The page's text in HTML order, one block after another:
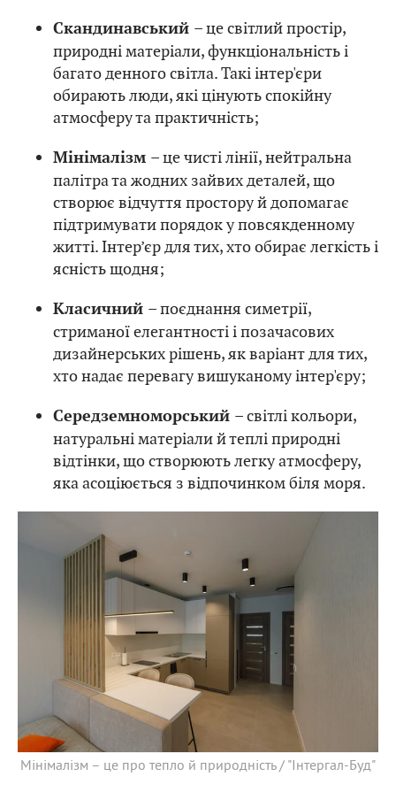
Скандинавський – це світлий простір,
природні матеріали, функціональність і
багато денного світла. Такі інтер'єри
обирають люди, які цінують спокійну
атмосферу та практичність;
Мінімалізм – це чисті лінії, нейтральна
палітра та жодних зайвих деталей, що
створює відчуття простору й допомагає
підтримувати порядок у повсякденному
житті. Інтер’єр для тих, хто обирає легкість і
ясність щодня;
Класичний – поєднання симетрії,
стриманої елегантності і позачасових
дизайнерських рішень, як варіант для тих,
хто надає перевагу вишуканому інтер'єру;
Середземноморський – світлі кольори,
натуральні матеріали й теплі природні
відтінки, що створюють легку атмосферу,
яка асоціюється з відпочинком біля моря.
Мінімалізм – це про тепло й природність / "Інтергал-Буд"